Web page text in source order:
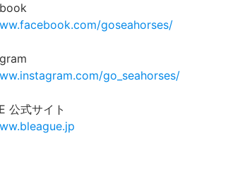
goseahorses/
go_seahorses/
公式サイト